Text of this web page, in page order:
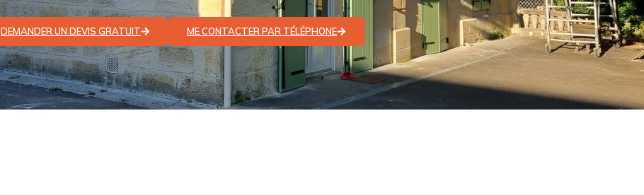
DEMANDER UN DEVIS GRATUIT ME CONTACTER PAR TÉLÉPHONE